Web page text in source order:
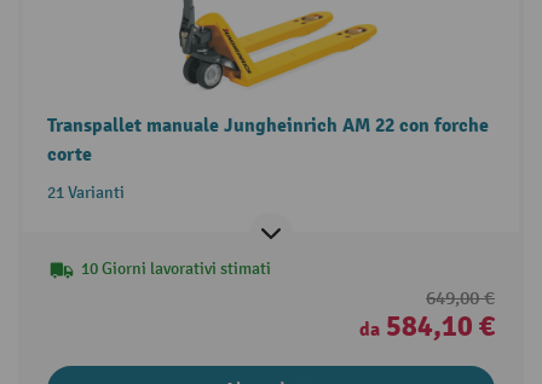
Transpallet manuale Jungheinrich AM 22 con forche
corte
21 Varianti
10 Giorni lavorativi stimati
649,00 €
da 584,10 €